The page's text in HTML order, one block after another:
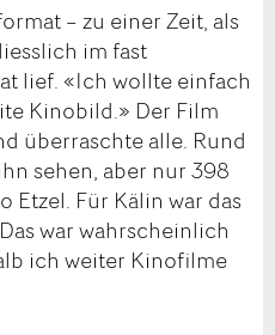
– zu einer Zeit, als
im fast
lief. «Ich wollte einfach
Kinobild.» Der Film
überraschte alle. Rund
sehen, aber nur 398
Etzel. Für Kälin war das
war wahrscheinlich
ich weiter Kinofilme